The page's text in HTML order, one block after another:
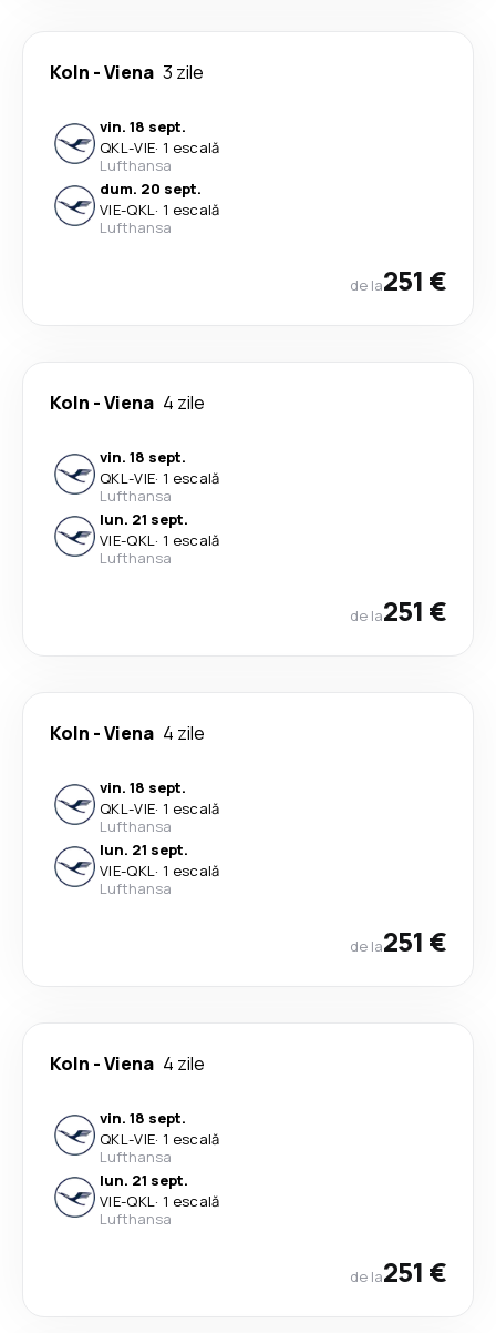
Koln -Viena 3 zile
vin. 18 sept.
QKL-VIE· 1 escală
Lufthansa
dum. 20 sept.
VIE-QKL· 1 escală
Lufthansa
de la251 €
Koln -Viena 4 zile
vin. 18 sept.
QKL-VIE· 1 escală
Lufthansa
lun. 21 sept.
VIE-QKL· 1 escală
Lufthansa
de la251 €
Koln -Viena 4 zile
vin. 18 sept.
QKL-VIE· 1 escală
Lufthansa
lun. 21 sept.
VIE-QKL· 1 escală
Lufthansa
de la251 €
Koln -Viena 4 zile
vin. 18 sept.
QKL-VIE· 1 escală
Lufthansa
lun. 21 sept.
VIE-QKL· 1 escală
Lufthansa
de la251 €